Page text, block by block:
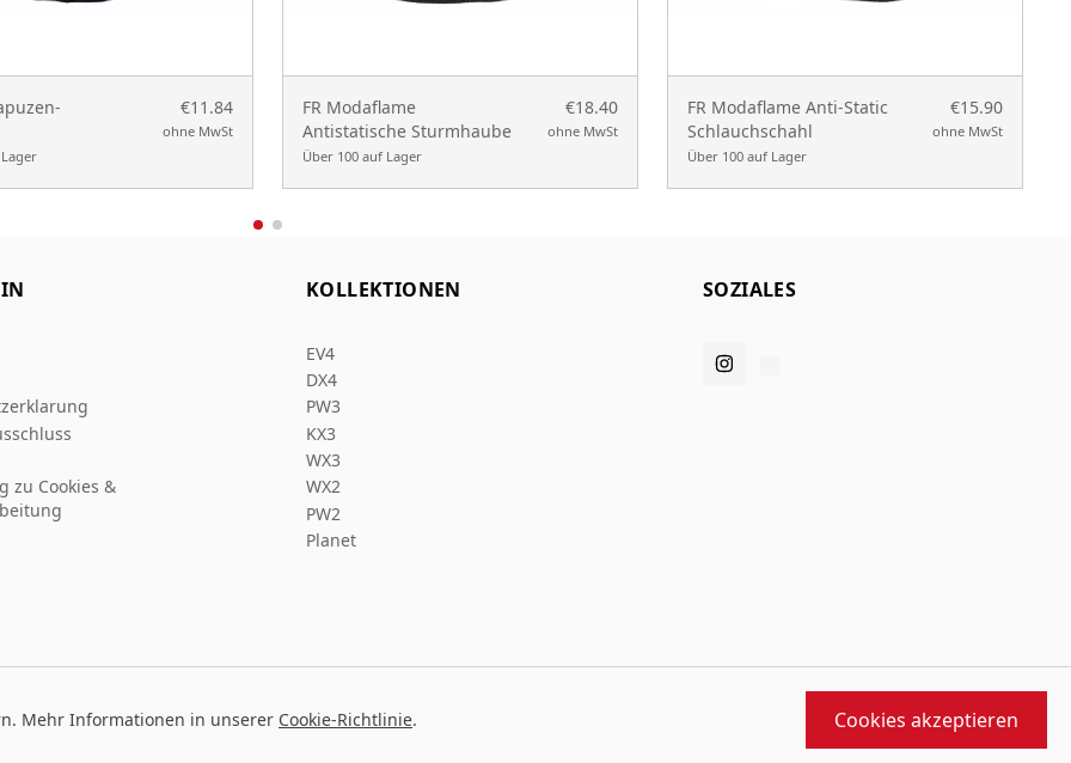
€11.84
ohne MwSt
FR Modaflame
Antistatische Sturmhaube
Über 100 auf Lager
€18.40
ohne MwSt
FR Modaflame Anti-Static
Schlauchschahl
Über 100 auf Lager
€15.90
ohne MwSt
zu Cookies &
KOLLEKTIONEN
EV4
DX4
PW3
KX3
WX3
WX2
PW2
Planet
SOZIALES
angetrieben von
Mehr Informationen in unserer Cookie-Richtlinie. Cookies akzeptieren